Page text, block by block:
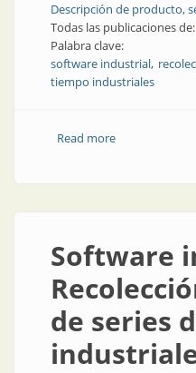
Descripción de producto,
Todas las publicaciones de:
Palabra clave:
software industrial
tiempo industriales
Read moreabout
Software
de series